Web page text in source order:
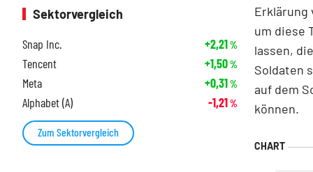
Erklärung
um diese
lassen,
Soldaten
auf dem
können.
Sektorvergleich
Snap Inc.
+2,21%
Tencent +1,50%
Meta +0,31%
Alphabet (A) -1,21%
Zum Sektorvergleich